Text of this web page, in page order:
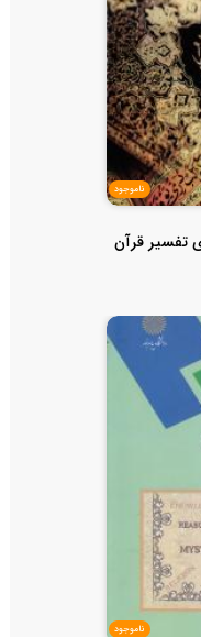
ناموجود
تفسیر قرآن
ناموجود